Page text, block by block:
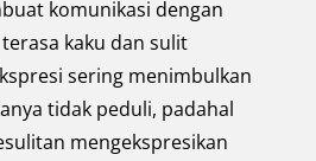
komunikasi dengan
kaku dan sulit
sering menimbulkan
tidak peduli, padahal
mengekspresikan